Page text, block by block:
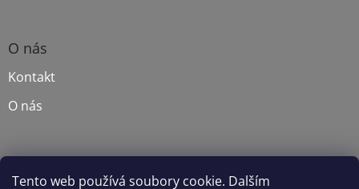
Tento web používá soubory cookie. Dalším
O nás
Kontakt
O nás